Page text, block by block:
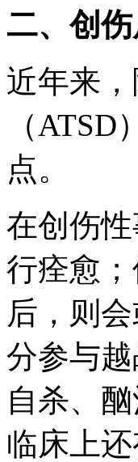
二、创
近年来
（
点。
在创伤
行痊愈
后，则
分参与
自杀、
临床上